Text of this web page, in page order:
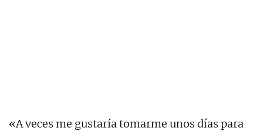
«A veces me gustaría tomarme unos días para